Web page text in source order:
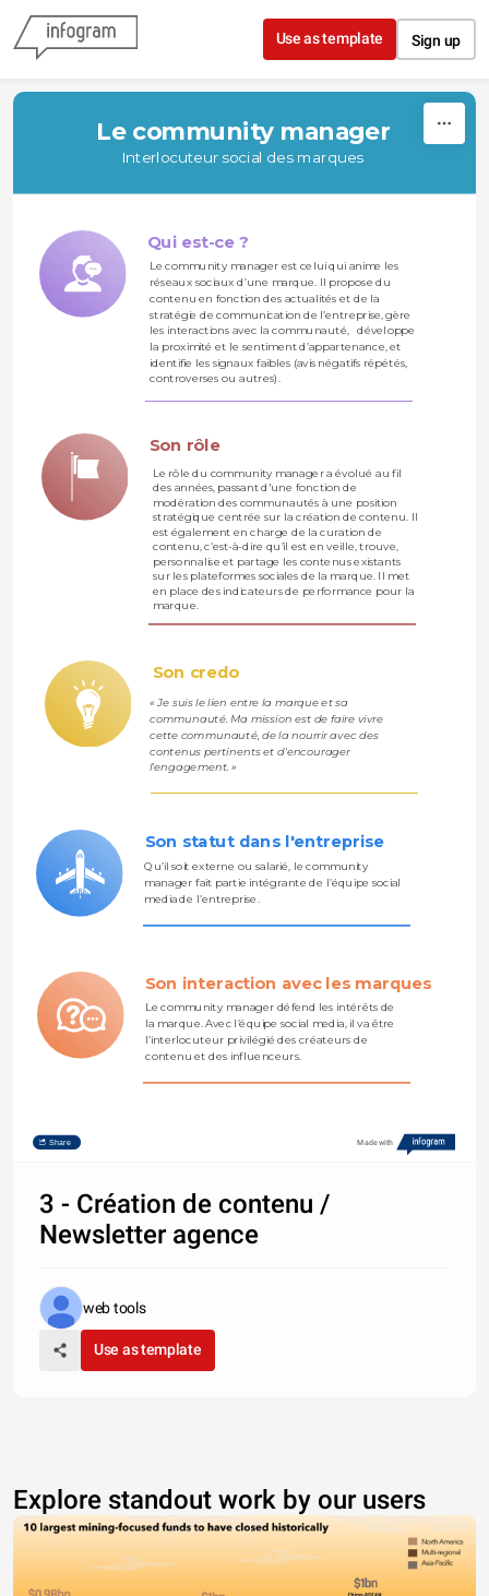
Skip to content
Use as template Sign up
Le community manager
Interlocuteur social des marques
Qui est-ce ?
Le community manager est celui qui anime les
réseaux sociaux d’une marque. Il propose du
contenu en fonction des actualités et de la
stratégie de communication de l’entreprise, gère
les interactions avec la communauté,   développe
la proximité et le sentiment d’appartenance, et
identifie les signaux faibles (avis négatifs répétés,
controverses ou autres).
Son rôle
Le rôle du community manager a évolué au fil
des années, passant d'une fonction de
modération des communautés à une position
stratégique centrée sur la création de contenu. Il
est également en charge de la curation de
contenu, c’est-à-dire qu’il est en veille, trouve,
personnalise et partage les contenus existants
sur les plateformes sociales de la marque. Il met
en place des indicateurs de performance pour la
marque.
Son credo
« Je suis le lien entre la marque et sa
communauté. Ma mission est de faire vivre
cette communauté, de la nourrir avec des
contenus pertinents et d'encourager
l'engagement. »
Son statut dans l'entreprise
Qu’il soit externe ou salarié, le community
manager fait partie intégrante de l’équipe social
media de l’entreprise.
Son interaction avec les marques
Le community manager défend les intérêts de
la marque. Avec l’équipe social media, il va être
l’interlocuteur privilégié des créateurs de
contenu et des influenceurs.
Share Made with
3 - Création de contenu /
Newsletter agence
web tools
Use as template
Explore standout work by our users